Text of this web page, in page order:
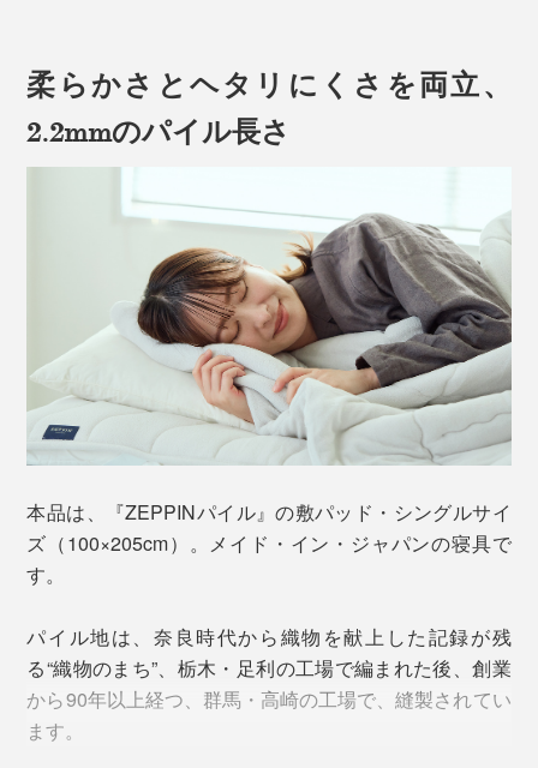
『ZEPPINパイル』は違います。
もうひと月以上、『ZEPPINパイル』で寝ていますが、
しかも、洗ってもフッカフカの寝心地が続く……この柔
らかさ、どうして？
れています。
汗をかいたり汚れたりしたら、洗濯機で丸洗いOK。た
たんだ『ZEPPINパイル』をネットに入れて、そのまま
洗濯機へ。
柔らかさとヘタリにくさを両立、
2.2mmのパイル長さ
本品は、『ZEPPINパイル』の敷パッド・シングルサイ
ズ（100×205cm）。メイド・イン・ジャパンの寝具で
す。
パイル地は、奈良時代から織物を献上した記録が残
る“織物のまち”、栃木・足利の工場で編まれた後、創業
から90年以上経つ、群馬・高崎の工場で、縫製されてい
ます。